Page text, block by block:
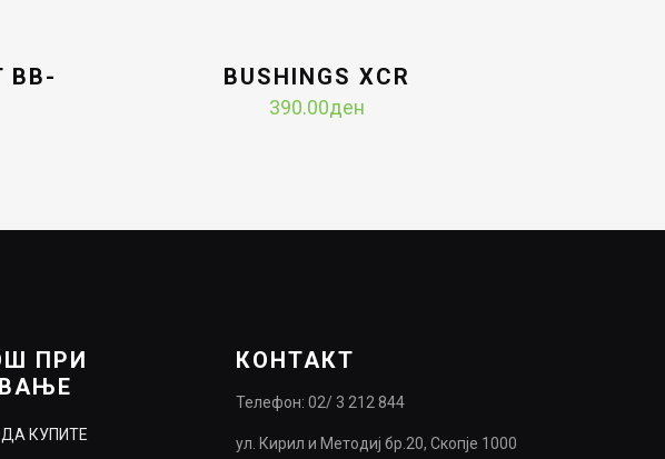
BB-
BUSHINGS XCR
390.00ден
ПРИ
КУПИТЕ
КОНТАКТ
Телефон: 02/ 3 212 844
ул. Кирил и Методиј бр.20, Скопје 1000